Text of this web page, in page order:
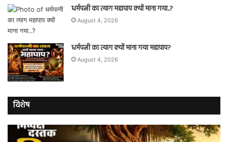
धर्मपत्नी का त्याग महापाप क्यों माना गया..?
August 4, 2026
धर्मपत्नी का त्याग क्यों माना गया महापाप?
August 4, 2026
विशेष